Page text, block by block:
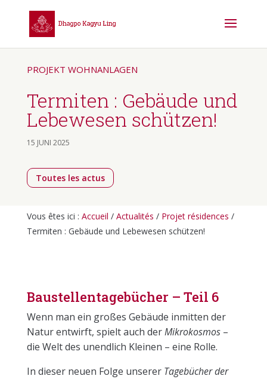
PROJEKT WOHNANLAGEN
Termiten : Gebäude und
Lebewesen schützen!
15 JUNI 2025
Toutes les actus
Vous êtes ici : Accueil / Actualités / Projet résidences /
Termiten : Gebäude und Lebewesen schützen!
Baustellentagebücher – Teil 6
Wenn man ein großes Gebäude inmitten der
Natur entwirft, spielt auch derMikrokosmos–
die Welt des unendlich Kleinen – eine Rolle.
In dieser neuen Folge unserer Tagebücher der